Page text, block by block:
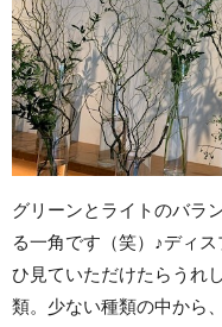
グリーンとライトのバラ
る一角です（笑）♪ディ
ひ見ていただけたらうれ
類。少ない種類の中から